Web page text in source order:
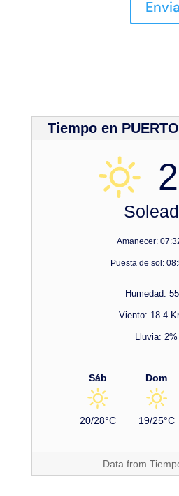
Tiempo en
Amanecer:
Puesta de sol:
Humedad:
Viento: 18.4
Lluvia: 2%
Sáb
20/28°C
Dom
19/25°C
Data from